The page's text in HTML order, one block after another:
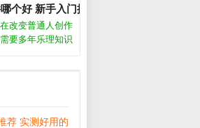
爱好者，这些工
免版税的原创配
出不穷的软件，
个好 新手入门推荐_
改变普通人创作
要多年乐理知识
荐 实测好用的自动作曲工具_